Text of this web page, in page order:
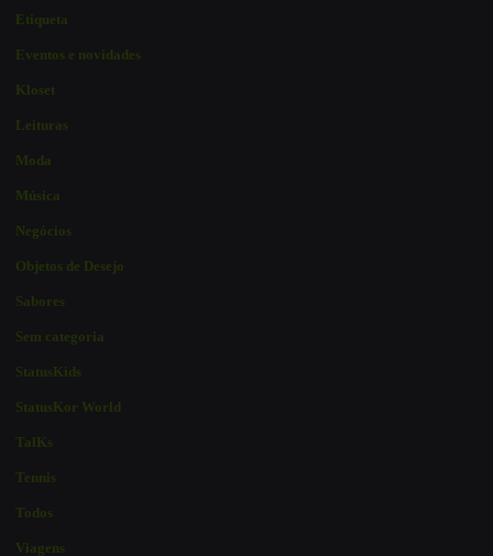
Etiqueta
Eventos e novidades
Kloset
Leituras
Moda
Música
Negócios
Objetos de Desejo
Sabores
Sem categoria
StatusKids
StatusKor World
TalKs
Tennis
Todos
Viagens